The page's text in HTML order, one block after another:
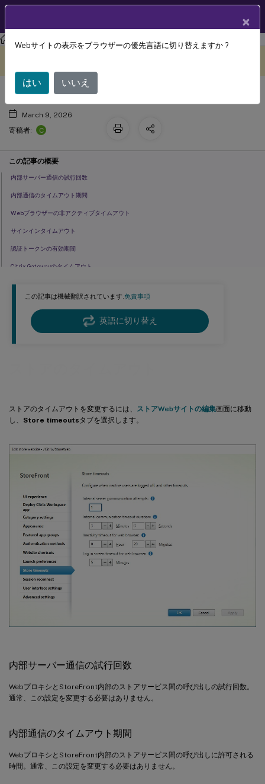
ストアフロント StoreFront の現在のリリース
この記事は機械翻訳されています.免責事項
英語に切り替え
ストアのタイムアウトを変更するには、 ストアWebサイトの編集画面に移動
し、 Store timeoutsタブを選択します。
内部サーバー通信の試行回数
WebプロキシとStoreFront内部のストアサービス間の呼び出しの試行回数。
通常、この設定を変更する必要はありません。
内部通信のタイムアウト期間
WebプロキシとStoreFront内部のストアサービス間の呼び出しに許可される
時間。通常、この設定を変更する必要はありません。
ストアのタイムアウト
March 9, 2026
寄稿者:
C
この記事の概要
内部サーバー通信の試行回数
内部通信のタイムアウト期間
Webブラウザーの非アクティブタイムアウト
サインインタイムアウト
認証トークンの有効期間
Citrix Gatewayのタイムアウト
認証サービスの最大トークン有効期間
×
Webサイトの表示をブラウザーの優先言語に切り替えますか ?
はい いいえ